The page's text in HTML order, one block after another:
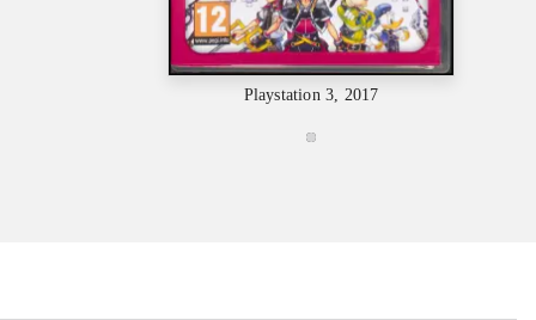
Playstation 3, 2017